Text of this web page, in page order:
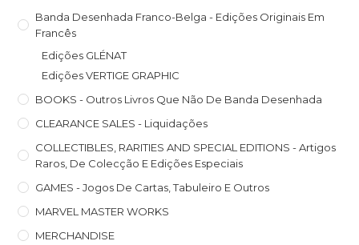
Banda Desenhada Franco-Belga - Edições Originais Em
Francês
Edições GLÉNAT
Edições VERTIGE GRAPHIC
BOOKS - Outros Livros Que Não De Banda Desenhada
CLEARANCE SALES - Liquidações
COLLECTIBLES, RARITIES AND SPECIAL EDITIONS - Artigos
Raros, De Colecção E Edições Especiais
GAMES - Jogos De Cartas, Tabuleiro E Outros
MARVEL MASTER WORKS
MERCHANDISE